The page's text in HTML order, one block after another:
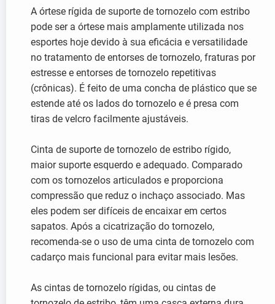
A órtese rígida de suporte de tornozelo com estribo
pode ser a órtese mais amplamente utilizada nos
esportes hoje devido à sua eficácia e versatilidade
no tratamento de entorses de tornozelo, fraturas por
estresse e entorses de tornozelo repetitivas
(crônicas). É feito de uma concha de plástico que se
estende até os lados do tornozelo e é presa com
tiras de velcro facilmente ajustáveis.
Cinta de suporte de tornozelo de estribo rígido,
maior suporte esquerdo e adequado. Comparado
com os tornozelos articulados e proporciona
compressão que reduz o inchaço associado. Mas
eles podem ser difíceis de encaixar em certos
sapatos. Após a cicatrização do tornozelo,
recomenda-se o uso de uma cinta de tornozelo com
cadarço mais funcional para evitar mais lesões.
As cintas de tornozelo rígidas, ou cintas de